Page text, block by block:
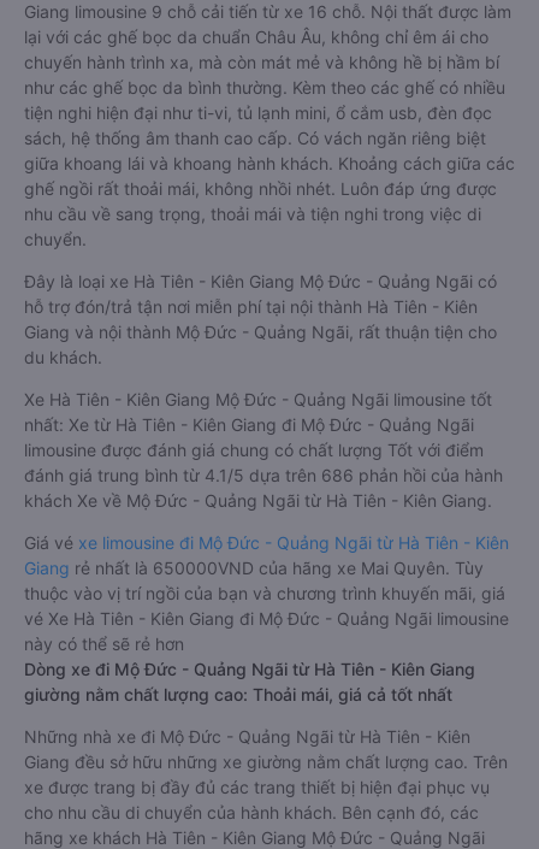
Giang limousine 9 chỗ cải tiến từ xe 16 chỗ. Nội thất được làm
lại với các ghế bọc da chuẩn Châu Âu, không chỉ êm ái cho
chuyến hành trình xa, mà còn mát mẻ và không hề bị hầm bí
như các ghế bọc da bình thường. Kèm theo các ghế có nhiều
tiện nghi hiện đại như ti-vi, tủ lạnh mini, ổ cắm usb, đèn đọc
sách, hệ thống âm thanh cao cấp. Có vách ngăn riêng biệt
giữa khoang lái và khoang hành khách. Khoảng cách giữa các
ghế ngồi rất thoải mái, không nhồi nhét. Luôn đáp ứng được
nhu cầu về sang trọng, thoải mái và tiện nghi trong việc di
chuyển.
Đây là loại xe Hà Tiên - Kiên Giang Mộ Đức - Quảng Ngãi có
hỗ trợ đón/trả tận nơi miễn phí tại nội thành Hà Tiên - Kiên
Giang và nội thành Mộ Đức - Quảng Ngãi, rất thuận tiện cho
du khách.
Xe Hà Tiên - Kiên Giang Mộ Đức - Quảng Ngãi limousine tốt
nhất: Xe từ Hà Tiên - Kiên Giang đi Mộ Đức - Quảng Ngãi
limousine được đánh giá chung có chất lượng Tốt với điểm
đánh giá trung bình từ 4.1/5 dựa trên 686 phản hồi của hành
khách Xe về Mộ Đức - Quảng Ngãi từ Hà Tiên - Kiên Giang.
Giá vé xe limousine đi Mộ Đức - Quảng Ngãi từ Hà Tiên - Kiên
Giang rẻ nhất là 650000VND của hãng xe Mai Quyên. Tùy
thuộc vào vị trí ngồi của bạn và chương trình khuyến mãi, giá
vé Xe Hà Tiên - Kiên Giang đi Mộ Đức - Quảng Ngãi limousine
này có thể sẽ rẻ hơn
Dòng xe đi Mộ Đức - Quảng Ngãi từ Hà Tiên - Kiên Giang
giường nằm chất lượng cao: Thoải mái, giá cả tốt nhất
Những nhà xe đi Mộ Đức - Quảng Ngãi từ Hà Tiên - Kiên
Giang đều sở hữu những xe giường nằm chất lượng cao. Trên
xe được trang bị đầy đủ các trang thiết bị hiện đại phục vụ
cho nhu cầu di chuyển của hành khách. Bên cạnh đó, các
hãng xe khách Hà Tiên - Kiên Giang Mộ Đức - Quảng Ngãi